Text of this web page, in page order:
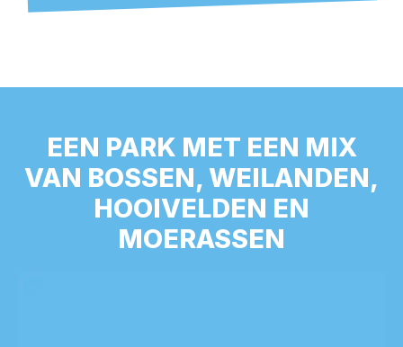
EEN PARK MET EEN MIX
VAN BOSSEN, WEILANDEN,
HOOIVELDEN EN
MOERASSEN